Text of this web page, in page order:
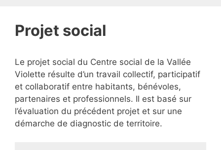
Projet social
Le projet social du Centre social de la Vallée
Violette résulte d’un travail collectif, participatif
et collaboratif entre habitants, bénévoles,
partenaires et professionnels. Il est basé sur
l’évaluation du précédent projet et sur une
démarche de diagnostic de territoire.